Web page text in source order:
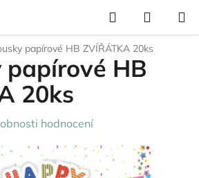
Hledat
KOŠÍK
papírové HB ZVÍŘÁTKA 20ks
papírové HB
20ks
hodnocení